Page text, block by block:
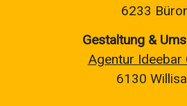
6233
Gestaltung &
Agentur Ideebar
6130